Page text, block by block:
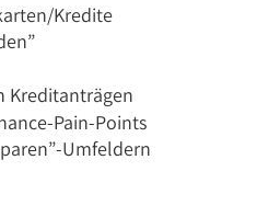
Kredite
Kreditanträgen
Pain-Points
Umfeldern